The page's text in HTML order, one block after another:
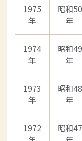
1975
年
昭和50
年
1974
年
昭和49
年
1973
年
昭和48
年
1972
昭和47